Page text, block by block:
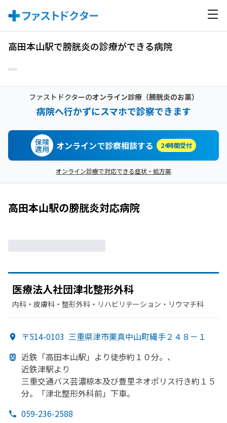
高田本山駅で膀胱炎の診療ができる病院
ファストドクターのオンライン診療（膀胱炎のお薬）
病院へ行かずにスマホで診察できます
保険
適用 オンラインで診察相談する 24時間受付
オンライン診療で対応できる症状・処方薬
高田本山駅の膀胱炎対応病院
医療法人社団津北整形外科
内科・​皮膚科・​整形外科・​リハビリテーション・​リウマチ科
〒514-0103 三重県津市栗真中山町縄手２４８－１
近鉄 「高田本山駅」より徒歩約１０分。、
近鉄津駅より
三重交通バス芸濃椋本及び豊里ネオポリス行き約１５
分。
「津北整形外科前」下車。
059-236-2588